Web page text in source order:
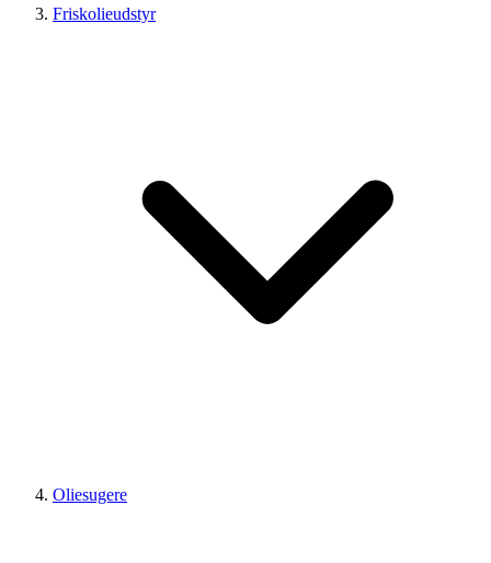
Friskolieudstyr
Oliesugere